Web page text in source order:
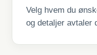
Velg hvem du
og detaljer avtaler